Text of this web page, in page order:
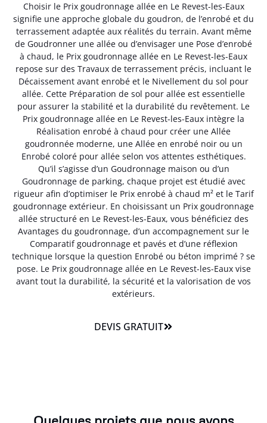
Choisir le Prix goudronnage allée en Le Revest-les-Eaux
signifie une approche globale du goudron, de l’enrobé et du
terrassement adaptée aux réalités du terrain. Avant même
de Goudronner une allée ou d’envisager une Pose d’enrobé
à chaud, le Prix goudronnage allée en Le Revest-les-Eaux
repose sur des Travaux de terrassement précis, incluant le
Décaissement avant enrobé et le Nivellement du sol pour
allée. Cette Préparation de sol pour allée est essentielle
pour assurer la stabilité et la durabilité du revêtement. Le
Prix goudronnage allée en Le Revest-les-Eaux intègre la
Réalisation enrobé à chaud pour créer une Allée
goudronnée moderne, une Allée en enrobé noir ou un
Enrobé coloré pour allée selon vos attentes esthétiques.
Qu’il s’agisse d’un Goudronnage maison ou d’un
Goudronnage de parking, chaque projet est étudié avec
rigueur afin d’optimiser le Prix enrobé à chaud m² et le Tarif
goudronnage extérieur. En choisissant un Prix goudronnage
allée structuré en Le Revest-les-Eaux, vous bénéficiez des
Avantages du goudronnage, d’un accompagnement sur le
Comparatif goudronnage et pavés et d’une réflexion
technique lorsque la question Enrobé ou béton imprimé ? se
pose. Le Prix goudronnage allée en Le Revest-les-Eaux vise
avant tout la durabilité, la sécurité et la valorisation de vos
extérieurs.
DEVIS GRATUIT